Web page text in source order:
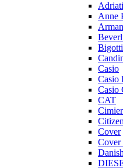
Anne
Bigotti
Casio
Casio
Casio
CAT
Cimier
Citizen
Cover
Cover